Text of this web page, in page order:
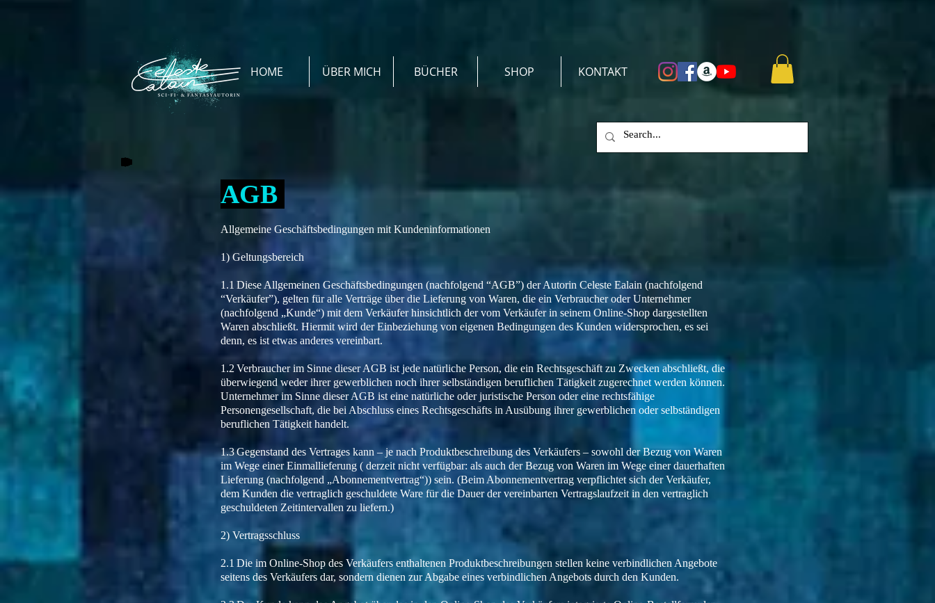
HOME ÜBER MICH BÜCHER SHOP KONTAKT
AGB
Allgemeine Geschäftsbedingungen mit Kundeninformationen
1) Geltungsbereich
1.1 Diese Allgemeinen Geschäftsbedingungen (nachfolgend “AGB”) der Autorin Celeste Ealain (nachfolgend
“Verkäufer”), gelten für alle Verträge über die Lieferung von Waren, die ein Verbraucher oder Unternehmer
(nachfolgend „Kunde“) mit dem Verkäufer hinsichtlich der vom Verkäufer in seinem Online-Shop dargestellten
Waren abschließt. Hiermit wird der Einbeziehung von eigenen Bedingungen des Kunden widersprochen, es sei
denn, es ist etwas anderes vereinbart.
1.2 Verbraucher im Sinne dieser AGB ist jede natürliche Person, die ein Rechtsgeschäft zu Zwecken abschließt, die
überwiegend weder ihrer gewerblichen noch ihrer selbständigen beruflichen Tätigkeit zugerechnet werden können.
Unternehmer im Sinne dieser AGB ist eine natürliche oder juristische Person oder eine rechtsfähige
Personengesellschaft, die bei Abschluss eines Rechtsgeschäfts in Ausübung ihrer gewerblichen oder selbständigen
beruflichen Tätigkeit handelt.
1.3 Gegenstand des Vertrages kann – je nach Produktbeschreibung des Verkäufers – sowohl der Bezug von Waren
im Wege einer Einmallieferung ( derzeit nicht verfügbar: als auch der Bezug von Waren im Wege einer dauerhaften
Lieferung (nachfolgend „Abonnementvertrag“)) sein. (Beim Abonnementvertrag verpflichtet sich der Verkäufer,
dem Kunden die vertraglich geschuldete Ware für die Dauer der vereinbarten Vertragslaufzeit in den vertraglich
geschuldeten Zeitintervallen zu liefern.)
2) Vertragsschluss
2.1 Die im Online-Shop des Verkäufers enthaltenen Produktbeschreibungen stellen keine verbindlichen Angebote
seitens des Verkäufers dar, sondern dienen zur Abgabe eines verbindlichen Angebots durch den Kunden.